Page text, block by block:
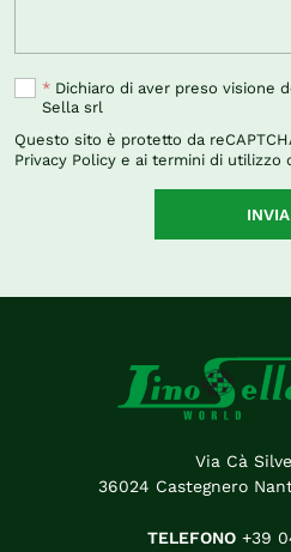
* Dichiaro di aver preso visione
Sella srl
Questo sito è protetto da
Privacy Policy e ai termini di utilizzo
INVIA
Via Cà
36024 Castegnero
TELEFONO +39